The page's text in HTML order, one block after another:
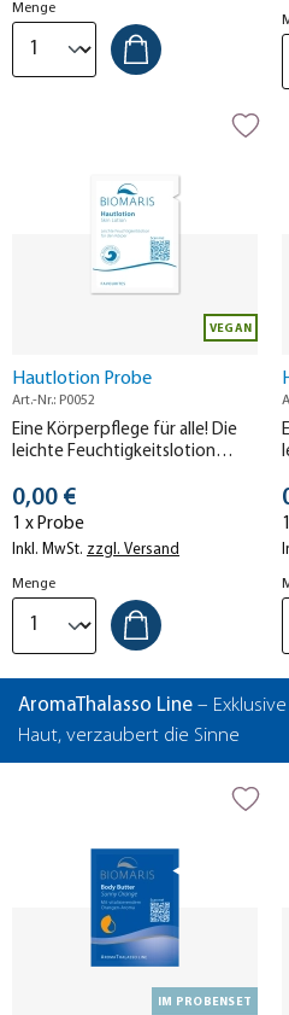
Menge
VEGAN
Hautlotion Probe
Art.-Nr.: P0052
Eine Körperpflege für alle! Die
leichte Feuchtigkeitslotion
jeden Hauttyp geeignet.
Stückpreis
0,00 €
1 x Probe
Inkl. MwSt. zzgl. Versand
Menge
AromaThalasso Line –
Haut, verzaubert die Sinne
IM PROBENSET